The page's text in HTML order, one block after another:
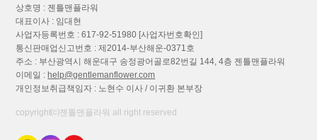
상호명 : 젠틀맨플라워
대표이사 : 임대현
사업자등록번호 : 617-92-51980 [사업자번호확인]
통신판매업신고번호 : 제2014-부산해운-0371호
주소 : 부산광역시 해운대구 송정광어골로82번길 144, 4층 젠틀맨플라워
이메일 :help@gentlemanflower.com
개인정보취급책임자 : 노현수 이사 / 이귀환 본부장
copyright⒞젠틀맨플라워 all right reserved